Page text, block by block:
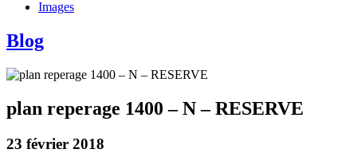
Images
Blog
plan reperage 1400 – N – RESERVE
23 février 2018